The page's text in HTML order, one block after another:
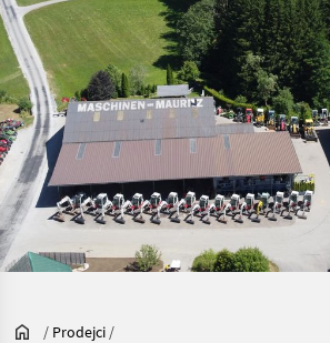
/ Prodejci /